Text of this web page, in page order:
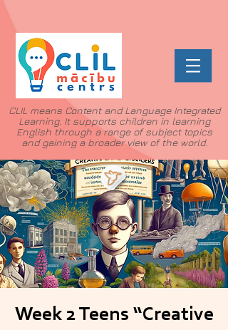
CLIL means Content and Language Integrated
Learning. It supports children in learning
English through a range of subject topics
and gaining a broader view of the world.
Week 2 Teens “Creative